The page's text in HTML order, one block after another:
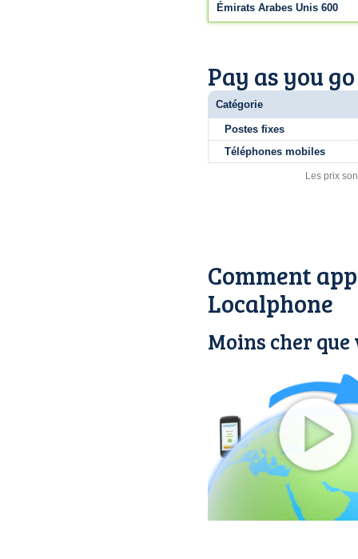
Émirats Arabes Unis 600
Pay as you
Catégorie
Postes fixes
Téléphones mobiles
Les prix
Comment
Localphone
Moins cher